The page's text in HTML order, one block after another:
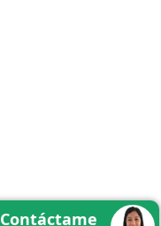
Contáctame